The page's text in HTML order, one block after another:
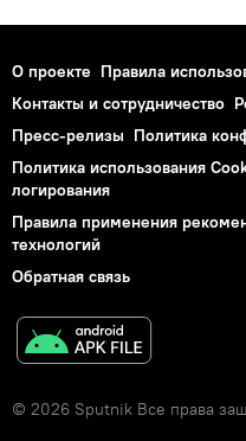
О проекте Правила
Контакты и сотрудничество
Пресс-релизы Политика
Политика использования
логирования
Правила применения
технологий
Обратная связь
© 2026 Sputnik Все права